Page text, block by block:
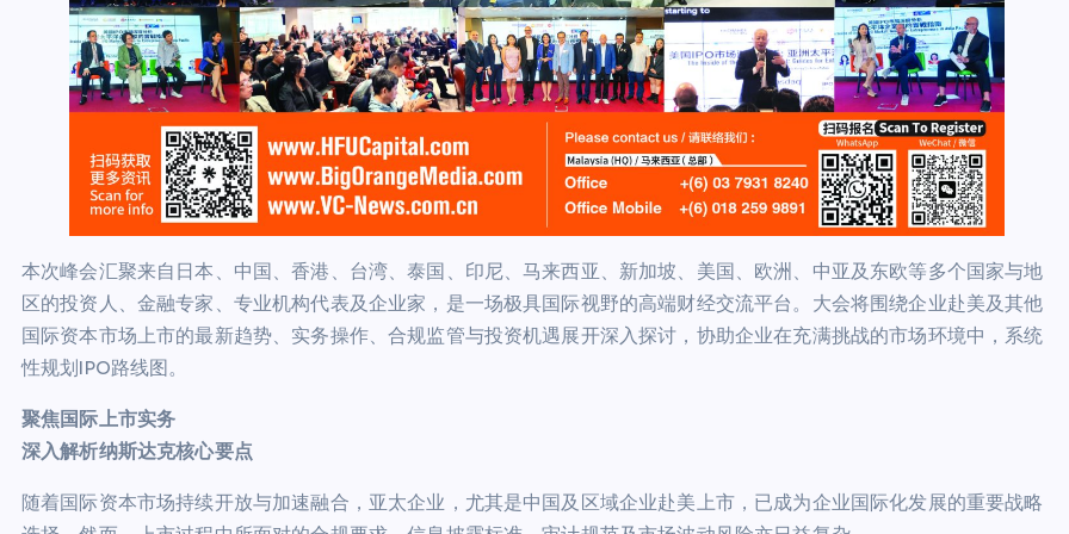
本次峰会汇聚来自日本、中国、香港、台湾、泰国、印尼、马来西亚、新加坡、美国、欧洲、中亚及东欧等多个国家与地
区的投资人、金融专家、专业机构代表及企业家，是一场极具国际视野的高端财经交流平台。大会将围绕企业赴美及其他
国际资本市场上市的最新趋势、实务操作、合规监管与投资机遇展开深入探讨，协助企业在充满挑战的市场环境中，系统
性规划IPO路线图。
聚焦国际上市实务
深入解析纳斯达克核心要点
随着国际资本市场持续开放与加速融合，亚太企业，尤其是中国及区域企业赴美上市，已成为企业国际化发展的重要战略